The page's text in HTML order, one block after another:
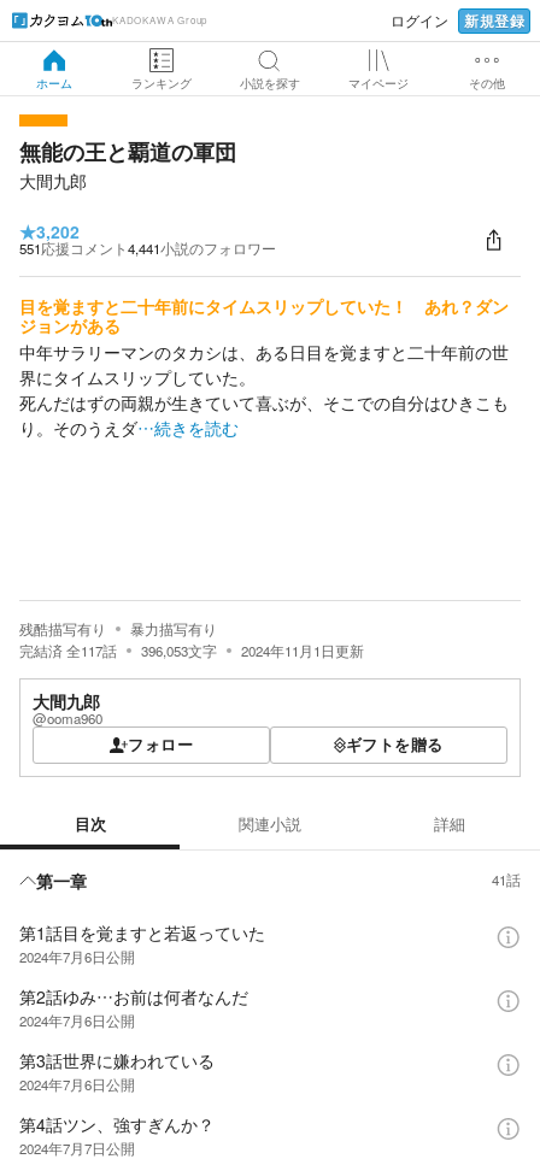
KADOKAWA Group ログイン 新規登録
ホーム ランキング 小説を探す マイページ その他
無能の王と覇道の軍団
大間九郎
★3,202
551応援コメント4,441小説のフォロワー
目を覚ますと二十年前にタイムスリップしていた！ あれ？ダン
ジョンがある
中年サラリーマンのタカシは、ある日目を覚ますと二十年前の世
界にタイムスリップしていた。
死んだはずの両親が生きていて喜ぶが、そこでの自分はひきこも
り。そのうえダ…続きを読む
残酷描写有り
暴力描写有り
完結済全117話 396,053文字 2024年11月1日更新
大間九郎
@ooma960
フォロー ギフトを贈る
目次 関連小説 詳細
第一章 41話
第1話目を覚ますと若返っていた
2024年7月6日公開
第2話ゆみ…お前は何者なんだ
2024年7月6日公開
第3話世界に嫌われている
2024年7月6日公開
第4話ツン、強すぎんか？
2024年7月7日公開